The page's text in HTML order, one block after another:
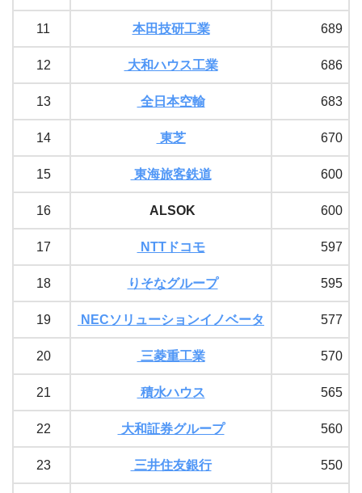
11 本田技研工業 689
12 大和ハウス工業 686
13 全日本空輸 683
14 東芝 670
15 東海旅客鉄道 600
16 ALSOK 600
17 NTTドコモ 597
18 りそなグループ 595
19 NECソリューションイノベータ 577
20 三菱重工業 570
21 積水ハウス 565
22 大和証券グループ 560
23 三井住友銀行 550